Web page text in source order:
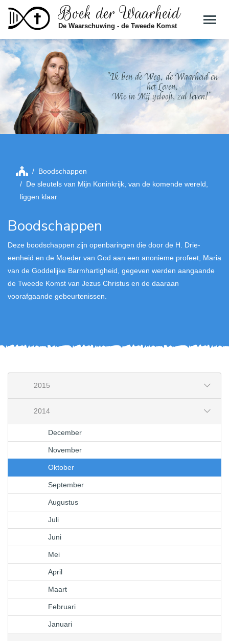
Skip to main contentBoek der Waarheid
De Waarschuwing - de Tweede Komst
"Ik ben de Weg, de Waarheid en
het Leven.
Wie in Mij gelooft, zal leven!"
Boodschappen
De sleutels van Mijn Koninkrijk, van de komende wereld,
liggen klaar
Boodschappen
Deze boodschappen zijn openbaringen die door de H. Drie-
eenheid en de Moeder van God aan een anonieme profeet, Maria
van de Goddelijke Barmhartigheid, gegeven werden aangaande
de Tweede Komst van Jezus Christus en de daaraan
voorafgaande gebeurtenissen.
2015
2014
December
November
Oktober
September
Augustus
Juli
Juni
Mei
April
Maart
Februari
Januari